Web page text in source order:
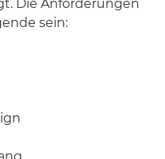
Die Anforderungen
sein: